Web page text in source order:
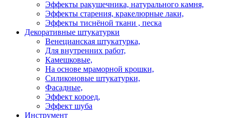
Эффекты ракушечника, натурального камня,
Эффекты старения, кракелюрные лаки,
Эффекты тиснёной ткани , песка
Декоративные штукатурки
Венецианская штукатурка,
Для внутренних работ,
Камешковые,
На основе мраморной крошки,
Силиконовые штукатурки,
Фасадные,
Эффект короед,
Эффект шуба
Инструмент